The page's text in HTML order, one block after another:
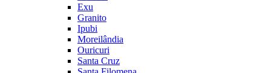
Exu
Granito
Ipubi
Moreilândia
Ouricuri
Santa Cruz